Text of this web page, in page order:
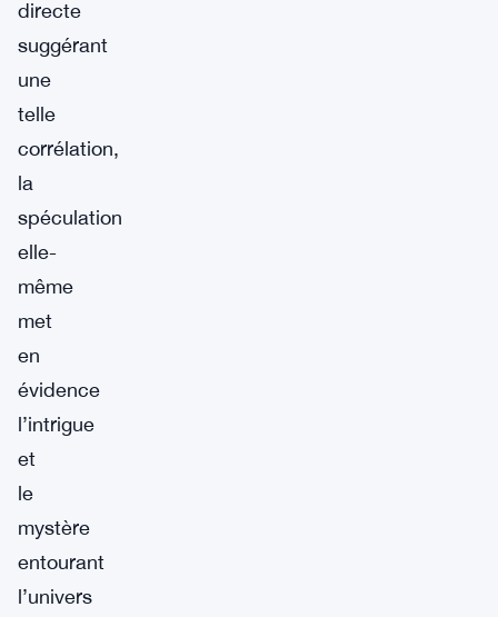
directe
suggérant
une
telle
corrélation,
la
spéculation
elle-
même
met
en
évidence
l’intrigue
et
le
mystère
entourant
l’univers